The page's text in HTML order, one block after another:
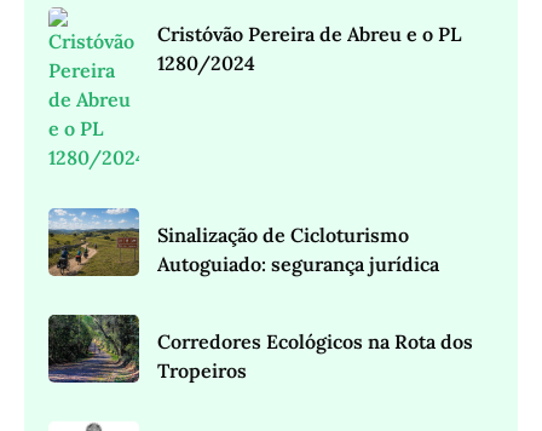
Cristóvão Pereira de Abreu e o PL
1280/2024
Sinalização de Cicloturismo
Autoguiado: segurança jurídica
Corredores Ecológicos na Rota dos
Tropeiros